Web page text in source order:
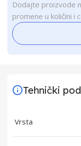
Dodajte proizvode
promene u količini i
Tehnički
Vrsta